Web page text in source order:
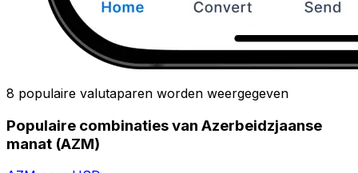
8 populaire valutaparen worden weergegeven
Populaire combinaties van Azerbeidzjaanse
manat (AZM)